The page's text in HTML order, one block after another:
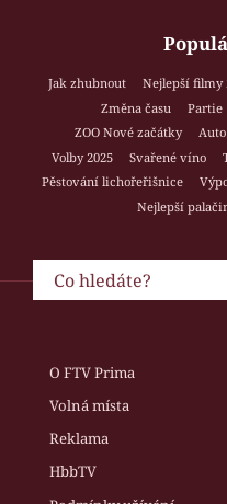
Jak zhubnout Nejlepší filmy
Změna času
Partie
ZOO Nové začátky
Volby 2025
Svařené víno
Pěstování lichořeřišnice
Nejlepší
O FTV Prima
Volná místa
Reklama
HbbTV